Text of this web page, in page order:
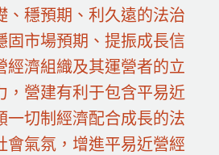
、穩預期、利久遠的法治
固市場預期、提振成長信
經濟組織及其運營者的立
，營建有利于包含平易近
一切制經濟配合成長的法
會氣氛，增進平易近營經